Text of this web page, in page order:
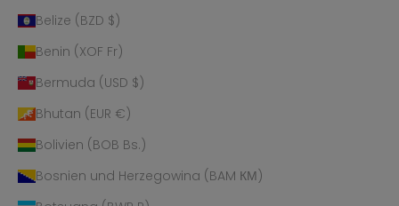
Belize (BZD $)
Benin (XOF Fr)
Bermuda (USD $)
Bhutan (EUR €)
Bolivien (BOB Bs.)
Bosnien und Herzegowina (BAM КМ)